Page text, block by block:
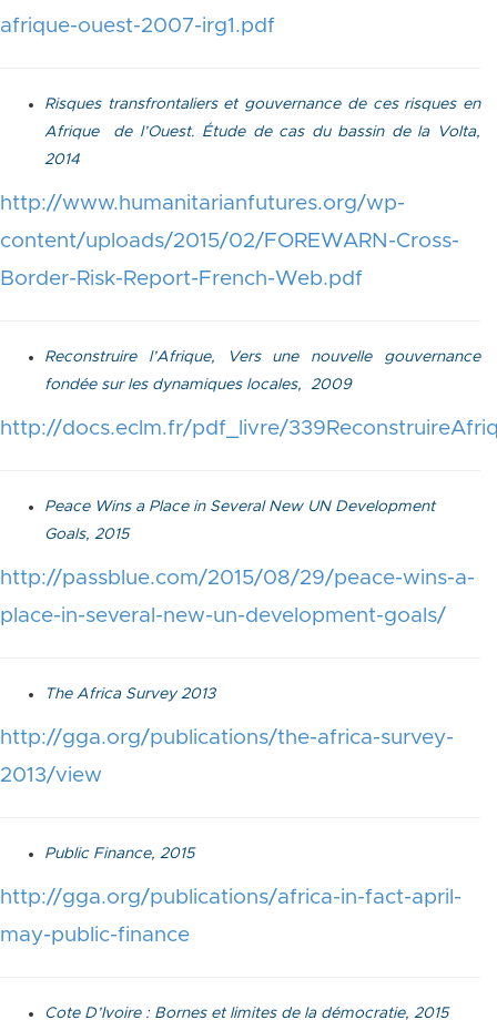
afrique-ouest-2007-irg1.pdf
Risques transfrontaliers et gouvernance de ces risques en
Afrique de l’Ouest. Étude de cas du bassin de la Volta,
2014
http://www.humanitarianfutures.org/wp-
content/uploads/2015/02/FOREWARN-Cross-
Border-Risk-Report-French-Web.pdf
Reconstruire l’Afrique, Vers une nouvelle gouvernance
fondée sur les dynamiques locales, 2009
http://docs.eclm.fr/pdf_livre/
Peace Wins a Place in Several New UN Development
Goals, 2015
http://passblue.com/2015/08/29/peace-wins-a-
place-in-several-new-un-development-goals/
The Africa Survey 2013
http://gga.org/publications/the-africa-survey-
2013/view
Public Finance, 2015
http://gga.org/publications/africa-in-fact-april-
may-public-finance
Cote D’Ivoire : Bornes et limites de la démocratie, 2015